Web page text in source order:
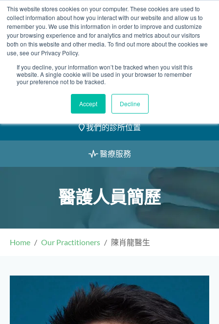
This website stores cookies on your computer. These cookies are used to
collect information about how you interact with our website and allow us to
remember you. We use this information in order to improve and customize
your browsing experience and for analytics and metrics about our visitors
both on this website and other media. To find out more about the cookies we
use, see our Privacy Policy.
If you decline, your information won’t be tracked when you visit this
website. A single cookie will be used in your browser to remember
your preference not to be tracked.
Accept Decline
Skip
to
content
2155 9055
預約
我們的醫護團隊
我們的診所位置
醫療服務
醫護人員簡歷
Home Our Practitioners 陳肖龍醫生